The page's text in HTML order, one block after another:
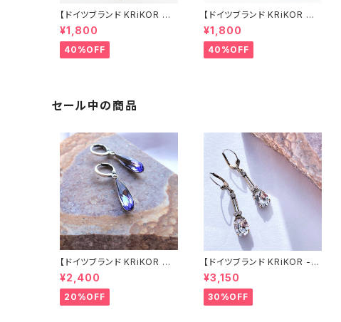
【ドイツブランド KRiKOR チョ
ーカー ネックレス - ヌーディ
ー 】ワイヤーチョーカー クリ
アカラー 透明 クリスタル ビジ
ュー 一粒石 モード シンプル
¥1,800
40%OFF
【ドイツブランド KRiKOR チョ
ーカー ネックレス - ヌーディ
ー 】ワイヤーチョーカー アク
アマリンカラー ブルー 水色
青 クリスタル ビジュー 一粒
¥1,800
40%OFF
セール中の商品
【ドイツブランド KRiKOR ク
リコア - ピアス 】 パープル ブ
ルー クリスタル シンプル しず
く ビジュースウィング おしゃ
れ シルバー レバーバック ギフ
¥2,400
20%OFF
【ドイツブランド KRiKOR -
ピアス 】透明 クリア クリスタ
ル ビジュー 華奢 おしゃれ ア
ンティーク風 ゴールド ギフト
ヨーロッパ 高級感 海外 イン
¥3,150
30%OFF